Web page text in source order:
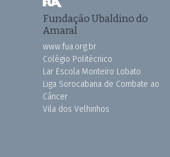
Fundação Ubaldino do
Amaral
www.fua.org.br
Colégio Politécnico
Lar Escola Monteiro Lobato
Liga Sorocabana de Combate ao
Câncer
Vila dos Velhinhos